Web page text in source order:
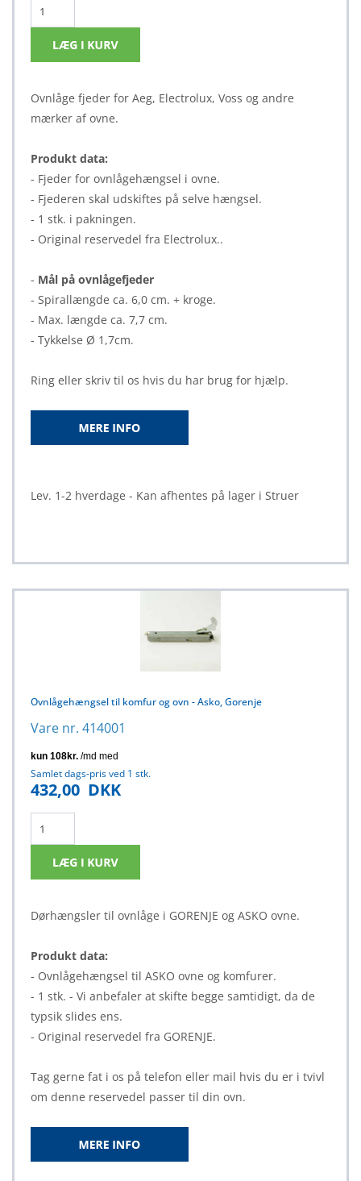
Ovnlåge fjeder for Aeg, Electrolux, Voss og andre
mærker af ovne.
Produkt data:
- Fjeder for ovnlågehængsel i ovne.
- Fjederen skal udskiftes på selve hængsel.
- 1 stk. i pakningen.
- Original reservedel fra Electrolux..
- Mål på ovnlågefjeder
- Spirallængde ca. 6,0 cm. + kroge.
- Max. længde ca. 7,7 cm.
- Tykkelse Ø 1,7cm.
Ring eller skriv til os hvis du har brug for hjælp.
Lev. 1-2 hverdage - Kan afhentes på lager i Struer
Ovnlågehængsel til komfur og ovn - Asko, Gorenje
Vare nr. 414001
Samlet dags-pris ved 1 stk.
432,00 DKK
Dørhængsler til ovnlåge i GORENJE og ASKO ovne.
Produkt data:
- Ovnlågehængsel til ASKO ovne og komfurer.
- 1 stk. - Vi anbefaler at skifte begge samtidigt, da de
typsik slides ens.
- Original reservedel fra GORENJE.
Tag gerne fat i os på telefon eller mail hvis du er i tvivl
om denne reservedel passer til din ovn.